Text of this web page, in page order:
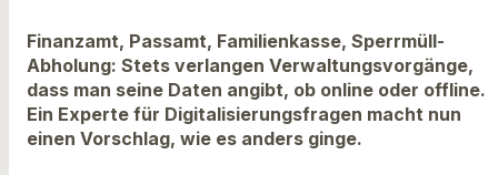
Finanzamt, Passamt, Familienkasse, Sperrmüll-
Abholung: Stets verlangen Verwaltungsvorgänge,
dass man seine Daten angibt, ob online oder offline.
Ein Experte für Digitalisierungsfragen macht nun
einen Vorschlag, wie es anders ginge.